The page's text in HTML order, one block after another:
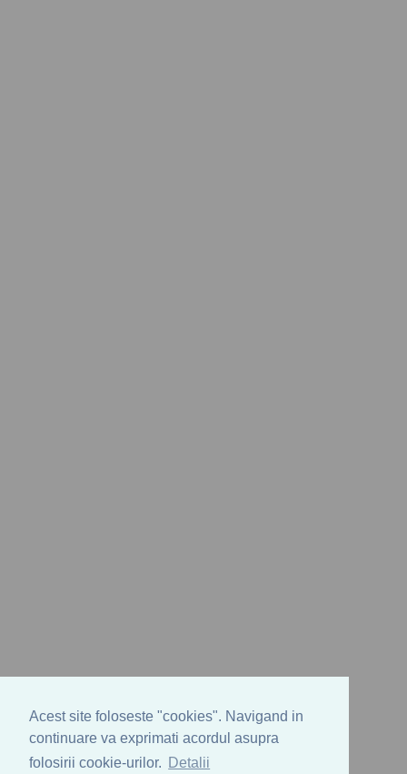
Acest site foloseste "cookies". Navigand in
continuare va exprimati acordul asupra
folosirii cookie-urilor.
Detalii